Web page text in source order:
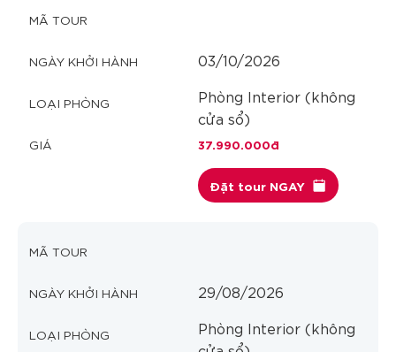
03/10/2026
Phòng Interior (không
cửa sổ)
37.990.000đ
Đặt tour NGAY
29/08/2026
Phòng Interior (không